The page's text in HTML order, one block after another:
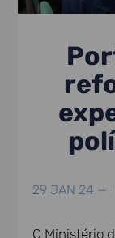
29 JAN 24 —
O Ministério